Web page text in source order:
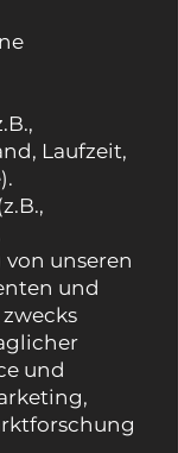
Laufzeit,
unseren
und
und